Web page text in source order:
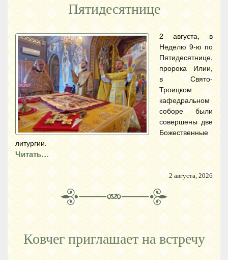
Пятидесятнице
2 августа, в
Неделю 9-ю по
Пятидесятнице,
пророка Илии,
в Свято-
Троицком
кафедральном
соборе были
совершены две
Божественные
литургии.
Читать…
2 августа, 2026
Ковчег приглашает на встречу